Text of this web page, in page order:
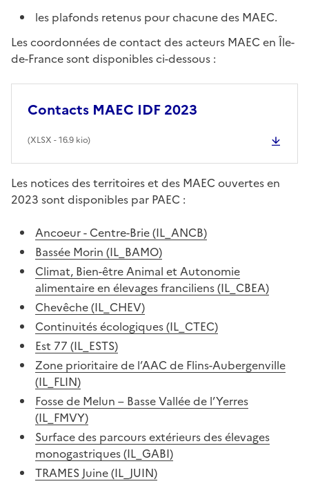
les plafonds retenus pour chacune des MAEC.
Les coordonnées de contact des acteurs MAEC en Île-
de-France sont disponibles ci-dessous :
Contacts MAEC IDF 2023
(XLSX - 16.9 kio)
Les notices des territoires et des MAEC ouvertes en
2023 sont disponibles par PAEC :
Ancoeur - Centre-Brie (IL_ANCB)
Bassée Morin (IL_BAMO)
Climat, Bien-être Animal et Autonomie
alimentaire en élevages franciliens (IL_CBEA)
Chevêche (IL_CHEV)
Continuités écologiques (IL_CTEC)
Est 77 (IL_ESTS)
Zone prioritaire de l’AAC de Flins-Aubergenville
(IL_FLIN)
Fosse de Melun – Basse Vallée de l’Yerres
(IL_FMVY)
Surface des parcours extérieurs des élevages
monogastriques (IL_GABI)
TRAMES Juine (IL_JUIN)